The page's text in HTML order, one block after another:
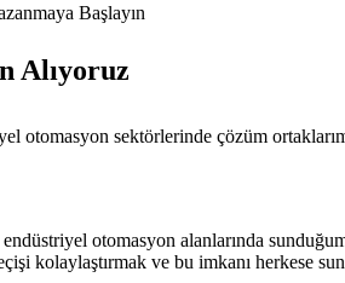
Başlayın
Alıyoruz
otomasyon sektörlerinde çözüm
otomasyon alanlarında
kolaylaştırmak ve bu imkanı herkese